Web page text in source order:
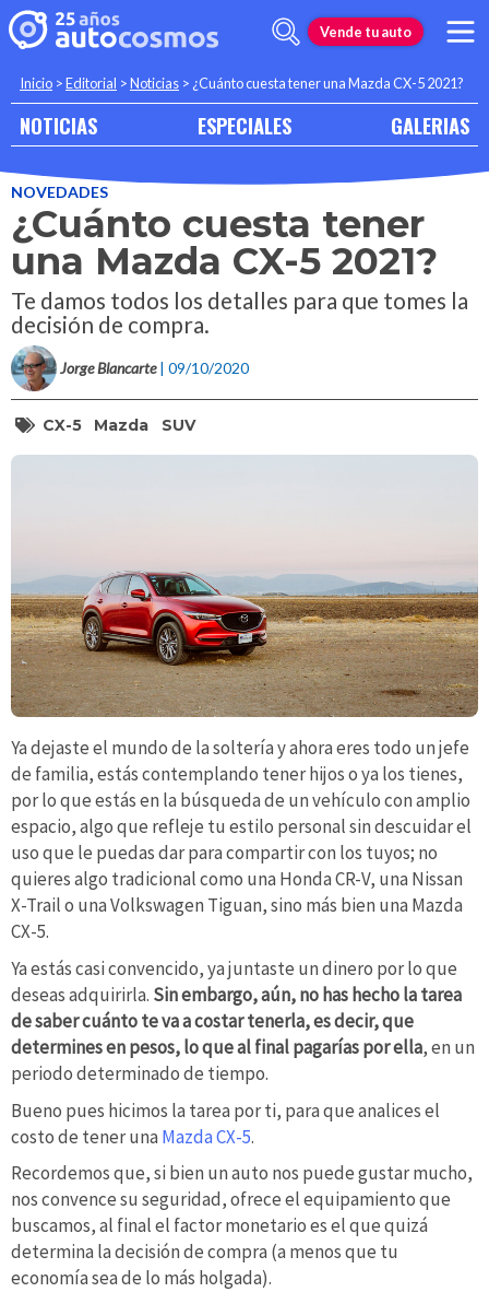
Vende tu auto
Inicio >Editorial >Noticias > ¿Cuánto cuesta tener una Mazda CX-5 2021?
NOTICIAS ESPECIALES GALERIAS
NOVEDADES
¿Cuánto cuesta tener
una Mazda CX-5 2021?
Te damos todos los detalles para que tomes la
decisión de compra.
Jorge Blancarte | 09/10/2020
CX-5 Mazda SUV
Ya dejaste el mundo de la soltería y ahora eres todo un jefe
de familia, estás contemplando tener hijos o ya los tienes,
por lo que estás en la búsqueda de un vehículo con amplio
espacio, algo que refleje tu estilo personal sin descuidar el
uso que le puedas dar para compartir con los tuyos; no
quieres algo tradicional como una Honda CR-V, una Nissan
X-Trail o una Volkswagen Tiguan, sino más bien una Mazda
CX-5.
Ya estás casi convencido, ya juntaste un dinero por lo que
deseas adquirirla. Sin embargo, aún, no has hecho la tarea
de saber cuánto te va a costar tenerla, es decir, que
determines en pesos, lo que al final pagarías por ella, en un
periodo determinado de tiempo.
Bueno pues hicimos la tarea por ti, para que analices el
costo de tener una Mazda CX-5.
Recordemos que, si bien un auto nos puede gustar mucho,
nos convence su seguridad, ofrece el equipamiento que
buscamos, al final el factor monetario es el que quizá
determina la decisión de compra (a menos que tu
economía sea de lo más holgada).